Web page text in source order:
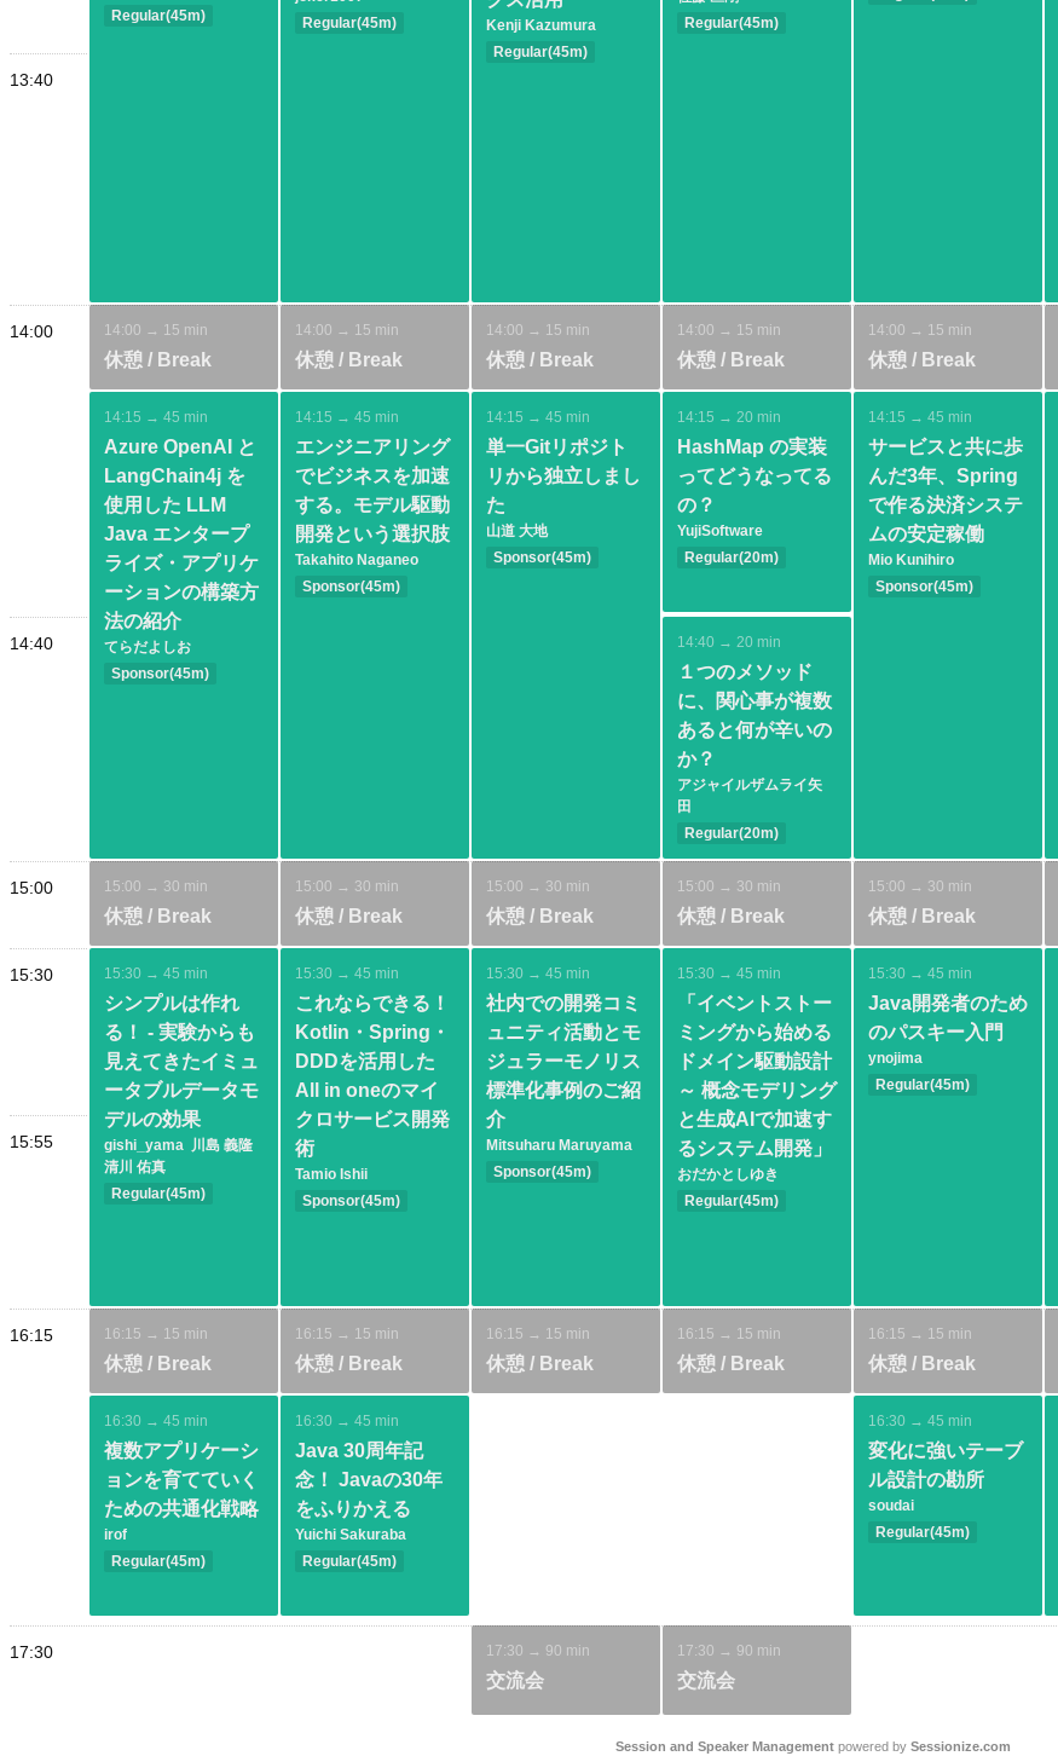
Regular(45m)
Regular(45m)
Kenji Kazumura
Regular(45m)
Regular(45m)
13:40
14:00 14:00 → 15 min
休憩 / Break
14:00 → 15 min
休憩 / Break
14:00 → 15 min
休憩 / Break
14:00 → 15 min
休憩 / Break
14:00 → 15 min
休憩 / Break
14:15 → 45 min
Azure OpenAI と
LangChain4j を
使用した LLM
Java エンタープ
ライズ・アプリケ
ーションの構築方
法の紹介
てらだよしお
Sponsor(45m)
14:15 → 45 min
エンジニアリング
でビジネスを加速
する。モデル駆動
開発という選択肢
Takahito Naganeo
Sponsor(45m)
14:15 → 45 min
単一Gitリポジト
リから独立しまし
た
山道 大地
Sponsor(45m)
14:15 → 20 min
HashMap の実装
ってどうなってる
の？
YujiSoftware
Regular(20m)
14:15 → 45 min
サービスと共に歩
んだ3年、Spring
で作る決済システ
ムの安定稼働
Mio Kunihiro
Sponsor(45m)
14:40 14:40 → 20 min
１つのメソッド
に、関心事が複数
あると何が辛いの
か？
アジャイルザムライ矢
田
Regular(20m)
Basic
Design
Modeling
Test
15:00 15:00 → 30 min
休憩 / Break
15:00 → 30 min
休憩 / Break
15:00 → 30 min
休憩 / Break
15:00 → 30 min
休憩 / Break
15:00 → 30 min
休憩 / Break
15:30 15:30 → 45 min
シンプルは作れ
る！ - 実験からも
見えてきたイミュ
ータブルデータモ
デルの効果
gishi_yama 川島 義隆
清川 佑真
Regular(45m)
15:30 → 45 min
これならできる！
Kotlin・Spring・
DDDを活用した
All in oneのマイ
クロサービス開発
術
Tamio Ishii
Sponsor(45m)
Modeling
Observability
Practice
15:30 → 45 min
社内での開発コミ
ュニティ活動とモ
ジュラーモノリス
標準化事例のご紹
介
Mitsuharu Maruyama
Sponsor(45m)
15:30 → 45 min
「イベントストー
ミングから始める
ドメイン駆動設計
～ 概念モデリング
と生成AIで加速す
るシステム開発」
おだかとしゆき
Regular(45m)
15:30 → 45 min
Java開発者のため
のパスキー入門
ynojima
Regular(45m)
15:55
16:15 16:15 → 15 min
休憩 / Break
16:15 → 15 min
休憩 / Break
16:15 → 15 min
休憩 / Break
16:15 → 15 min
休憩 / Break
16:15 → 15 min
休憩 / Break
16:30 → 45 min
複数アプリケーシ
ョンを育てていく
ための共通化戦略
irof
Regular(45m)
Architecture
16:30 → 45 min
Java 30周年記
念！ Javaの30年
をふりかえる
Yuichi Sakuraba
Regular(45m)
Community
16:30 → 45 min
変化に強いテーブ
ル設計の勘所
soudai
Regular(45m)
17:30 17:30 → 90 min
交流会
17:30 → 90 min
交流会
Session and Speaker Managementpowered by Sessionize.com